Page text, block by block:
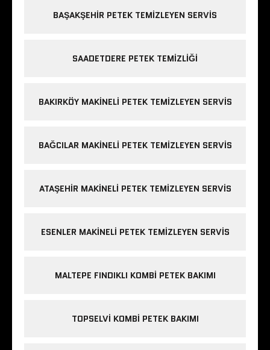
BAŞAKŞEHIR PETEK TEMIZLEYEN SERVIS
SAADETDERE PETEK TEMIZLIĞI
BAKIRKÖY MAKINELI PETEK TEMIZLEYEN SERVIS
BAĞCILAR MAKINELI PETEK TEMIZLEYEN SERVIS
ATAŞEHIR MAKINELI PETEK TEMIZLEYEN SERVIS
ESENLER MAKINELI PETEK TEMIZLEYEN SERVIS
MALTEPE FINDIKLI KOMBI PETEK BAKIMI
TOPSELVI KOMBI PETEK BAKIMI